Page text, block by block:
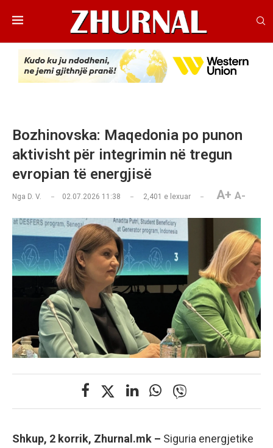
Bozhinovska: Maqedonia po punon
aktivisht për integrimin në tregun
evropian të energjisë
Nga D. V. 02.07.2026 11:38 2,401 e lexuar A+ A-
Shkup, 2 korrik, Zhurnal.mk – Siguria energjetike